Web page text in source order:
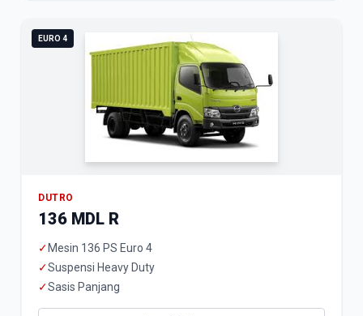
EURO 4
DUTRO
136 MDL R
✓ Mesin 136 PS Euro 4
✓Suspensi Heavy Duty
✓Sasis Panjang